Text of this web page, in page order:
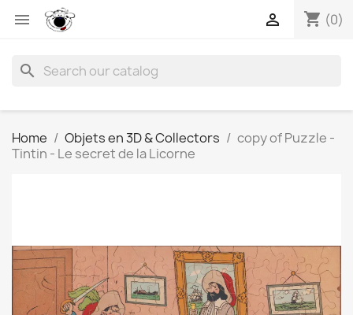
 shopping_cart (0)

search
Home Objets en 3D & Collectors
copy of Puzzle -
Tintin - Le secret de la Licorne